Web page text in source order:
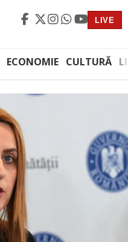
LIVE
ECONOMIE CULTURĂ